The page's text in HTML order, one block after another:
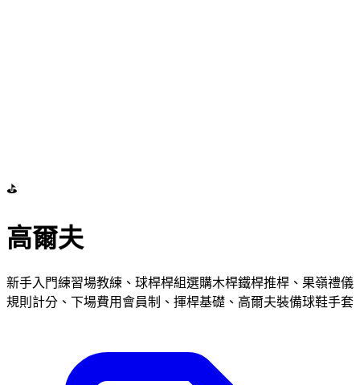
⛳
高爾夫
新手入門練習場教練、球桿桿組選購木桿鐵桿推桿、果嶺禮儀
規則計分、下場費用會員制、揮桿基礎、高爾夫裝備球鞋手套